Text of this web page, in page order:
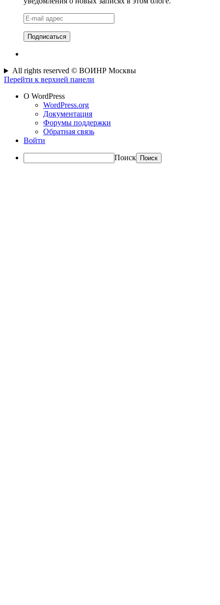
E-
mail
адрес
All rights reserved © ВОИНР Москвы
Перейти к верхней панели
О WordPress
WordPress.org
Документация
Форумы поддержки
Обратная связь
Войти
Поиск